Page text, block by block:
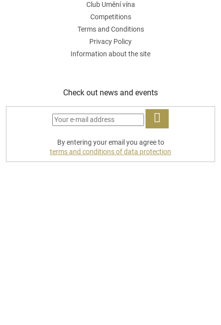
Club Umění vína
Competitions
Terms and Conditions
Privacy Policy
Information about the site
Check out news and events
LOG
IN
By entering your email you agree to
terms and conditions of data protection